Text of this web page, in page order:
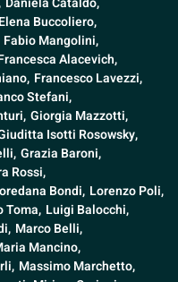
Elena Buccoliero,
Fabio Mangolini,
Alacevich,
Francesco Lavezzi,
Stefani,
Giorgia Mazzotti,
Isotti Rosowsky,
Grazia Baroni,
Rossi,
Bondi, Lorenzo Poli,
Toma, Luigi Balocchi,
Marco Belli,
Mancino,
Massimo Marchetto,